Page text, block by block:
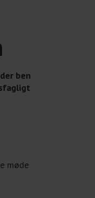
ben
møde